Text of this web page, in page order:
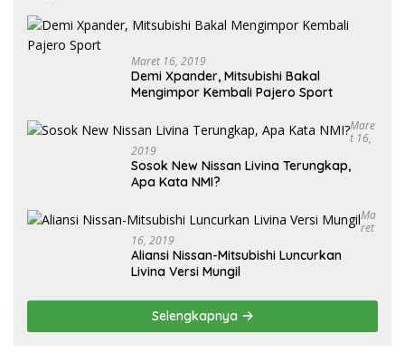
Maret 16, 2019
Demi Xpander, Mitsubishi Bakal
Mengimpor Kembali Pajero Sport
Mare
T 16,
2019
Sosok New Nissan Livina Terungkap,
Apa Kata NMI?
Ma
Ret
16, 2019
Aliansi Nissan-Mitsubishi Luncurkan
Livina Versi Mungil
Selengkapnya